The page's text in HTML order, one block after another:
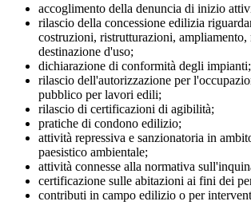
accoglimento della denuncia di inizio
rilascio della concessione edilizia
costruzioni, ristrutturazioni,
destinazione d'uso;
dichiarazione di conformità degli impianti;
rilascio dell'autorizzazione per
pubblico per lavori edili;
rilascio di certificazioni di agibilità;
pratiche di condono edilizio;
attività repressiva e sanzionatoria in
paesistico ambientale;
attività connesse alla normativa
certificazione sulle abitazioni ai fini dei
contributi in campo edilizio o per